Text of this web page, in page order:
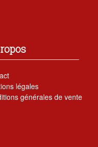
légales
générales de vente